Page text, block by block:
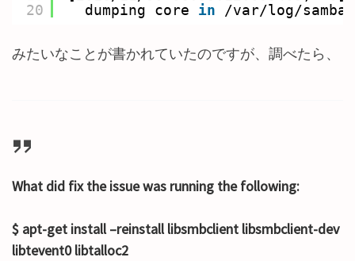
20
dumping core in /var/log/samba/
みたいなことが書かれていたのですが、調べたら、
What did fix the issue was running the following:
$ apt-get install –reinstall libsmbclient libsmbclient-dev
libtevent0 libtalloc2